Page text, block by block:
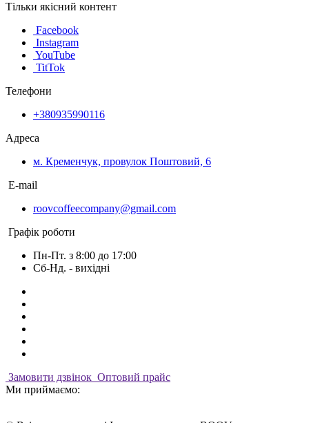
Тільки якісний контент
Facebook
Instagram
YouTube
TitTok
Телефони
+380935990116
Адреса
м. Кременчук, провулок Поштовий, 6
E-mail
roovcoffeecompany@gmail.com
Графік роботи
Пн-Пт. з 8:00 до 17:00
Сб-Нд. - вихідні
Замовити дзвінок Оптовий прайс
Ми приймаємо: